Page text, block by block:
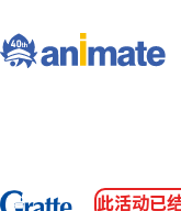
此活动已